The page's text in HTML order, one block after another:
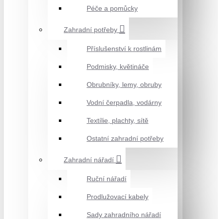
Péče a pomůcky
Zahradní potřeby
Příslušenství k rostlinám
Podmisky, květináče
Obrubníky, lemy, obruby
Vodní čerpadla, vodárny
Textílie, plachty, sítě
Ostatní zahradní potřeby
Zahradní nářadí
Ruční nářadí
Prodlužovací kabely
Sady zahradního nářadí